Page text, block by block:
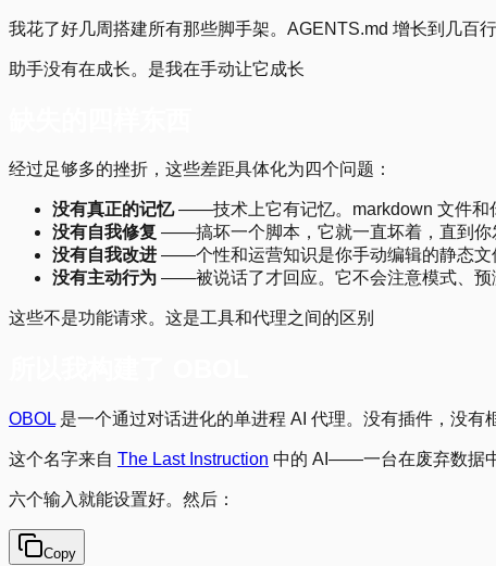
我花了好几周搭建所有那些脚手架。AGENTS.md 增长到几百
助手没有在成长。是我在手动让它成长
经过足够多的挫折，这些差距具体化为四个问题：
没有真正的记忆——技术上它有记忆。markdown 文件和
没有自我修复 ——搞坏一个脚本，它就一直坏着，直到你
没有自我改进 ——个性和运营知识是你手动编辑的静态文
没有主动行为 ——被说话了才回应。它不会注意模式、预
这些不是功能请求。这是工具和代理之间的区别
OBOL 是一个通过对话进化的单进程 AI 代理。没有插件，没
这个名字来自 The Last Instruction 中的 AI——一台在废弃数据
六个输入就能设置好。然后：
Copy